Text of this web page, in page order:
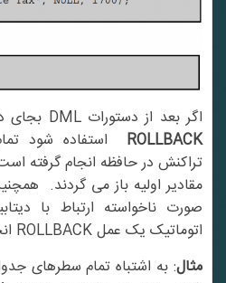
اگر بعد از دستورات DML بجای دستور COMMIT از دستور
ROLLBACKاستفاده شود تمام
تراکنش در حافظه انجام گرفته است
صورت ناخواسته ارتباط با
اتوماتیک یک عمل ROLLBACK انجام می شود.
مثال